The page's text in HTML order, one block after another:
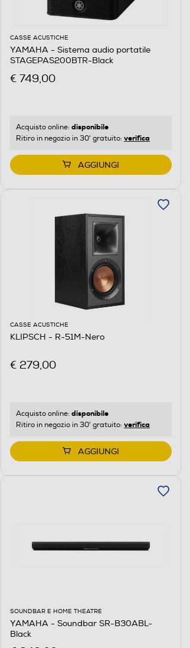
CASSE ACUSTICHE
YAMAHA - Sistema audio portatile
STAGEPAS200BTR-Black
€ 749,00
Acquisto online: disponibile
Ritiro in negozio in 30' gratuito: verifica
AGGIUNGI
CASSE ACUSTICHE
KLIPSCH - R-51M-Nero
€ 279,00
Acquisto online: disponibile
Ritiro in negozio in 30' gratuito: verifica
AGGIUNGI
SOUNDBAR E HOME THEATRE
YAMAHA - Soundbar SR-B30ABL-
Black